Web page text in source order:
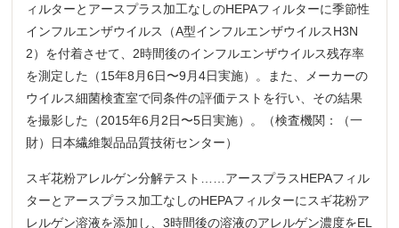
ィルターとアースプラス加工なしのHEPAフィルターに季節性
インフルエンザウイルス（A型インフルエンザウイルスH3N
2）を付着させて、2時間後のインフルエンザウイルス残存率
を測定した（15年8月6日〜9月4日実施）。また、メーカーの
ウイルス細菌検査室で同条件の評価テストを行い、その結果
を撮影した（2015年6月2日〜5日実施）。（検査機関：（一
財）日本繊維製品品質技術センター）
スギ花粉アレルゲン分解テスト……アースプラスHEPAフィル
ターとアースプラス加工なしのHEPAフィルターにスギ花粉ア
レルゲン溶液を添加し、3時間後の溶液のアレルゲン濃度をEL